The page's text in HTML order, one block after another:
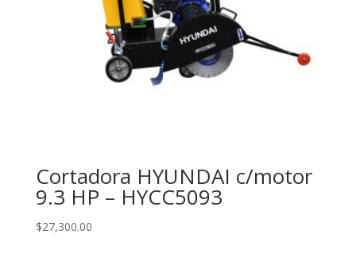
Cortadora HYUNDAI c/motor
9.3 HP – HYCC5093
$27,300.00